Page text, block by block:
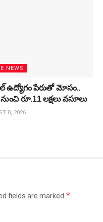
NEWS
ఉద్యోగం పేరుతో మోసం..
రూ.11 లక్షలు వసూలు
8, 2026
fields are marked *